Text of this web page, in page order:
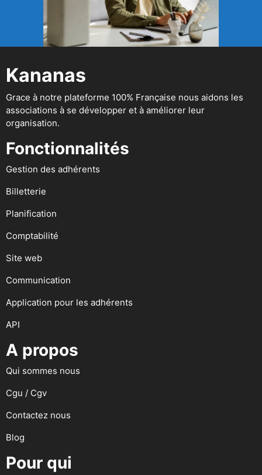
Kananas
Grace à notre plateforme 100% Française nous aidons les
associations à se développer et à améliorer leur
organisation.
Fonctionnalités
Gestion des adhérents
Billetterie
Planification
Comptabilité
Site web
Communication
Application pour les adhérents
API
A propos
Qui sommes nous
Cgu / Cgv
Contactez nous
Blog
Pour qui